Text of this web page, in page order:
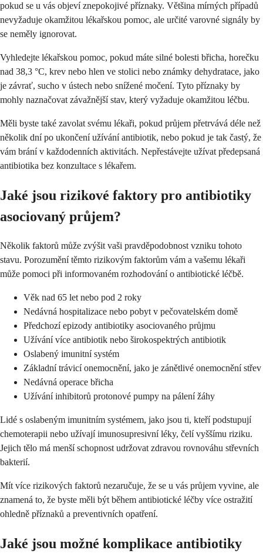
pokud se u vás objeví znepokojivé příznaky. Většina mírných případů
nevyžaduje okamžitou lékařskou pomoc, ale určité varovné signály by
se neměly ignorovat.
Vyhledejte lékařskou pomoc, pokud máte silné bolesti břicha, horečku
nad 38,3 °C, krev nebo hlen ve stolici nebo známky dehydratace, jako
je závrať, sucho v ústech nebo snížené močení. Tyto příznaky by
mohly naznačovat závažnější stav, který vyžaduje okamžitou léčbu.
Měli byste také zavolat svému lékaři, pokud průjem přetrvává déle než
několik dní po ukončení užívání antibiotik, nebo pokud je tak častý, že
vám brání v každodenních aktivitách. Nepřestávejte užívat předepsaná
antibiotika bez konzultace s lékařem.
Jaké jsou rizikové faktory pro antibiotiky
asociovaný průjem?
Několik faktorů může zvýšit vaši pravděpodobnost vzniku tohoto
stavu. Porozumění těmto rizikovým faktorům vám a vašemu lékaři
může pomoci při informovaném rozhodování o antibiotické léčbě.
Věk nad 65 let nebo pod 2 roky
Nedávná hospitalizace nebo pobyt v pečovatelském domě
Předchozí epizody antibiotiky asociovaného průjmu
Užívání více antibiotik nebo širokospektrých antibiotik
Oslabený imunitní systém
Základní trávicí onemocnění, jako je zánětlivé onemocnění střev
Nedávná operace břicha
Užívání inhibitorů protonové pumpy na pálení žáhy
Lidé s oslabeným imunitním systémem, jako jsou ti, kteří podstupují
chemoterapii nebo užívají imunosupresivní léky, čelí vyššímu riziku.
Jejich tělo má menší schopnost udržovat zdravou rovnováhu střevních
bakterií.
Mít více rizikových faktorů nezaručuje, že se u vás průjem vyvine, ale
znamená to, že byste měli být během antibiotické léčby více ostražití
ohledně příznaků a preventivních opatření.
Jaké jsou možné komplikace antibiotiky